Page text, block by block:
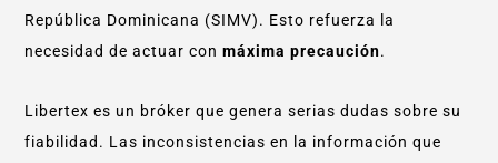
República Dominicana (SIMV). Esto refuerza la
necesidad de actuar con máxima precaución.
Libertex es un bróker que genera serias dudas sobre su
fiabilidad. Las inconsistencias en la información que